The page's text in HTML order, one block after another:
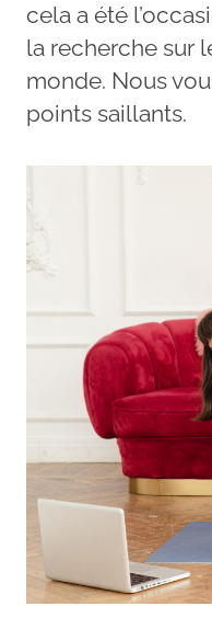
cela a été
la recherche sur
monde. Nous
points saillants.